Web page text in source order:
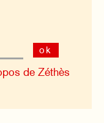
ok
de Zéthès